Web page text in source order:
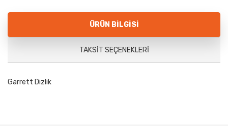
ÜRÜN BILGISI
TAKSIT SEÇENEKLERI
Garrett Dizlik